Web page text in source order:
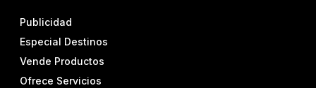
Publicidad
Especial Destinos
Vende Productos
Ofrece Servicios